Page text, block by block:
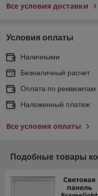
Все условия доставки
Условия оплаты
Наличными
Безналичный расчет
Оплата по реквизитам
Наложенный платеж
Все условия оплаты
Подобные товары